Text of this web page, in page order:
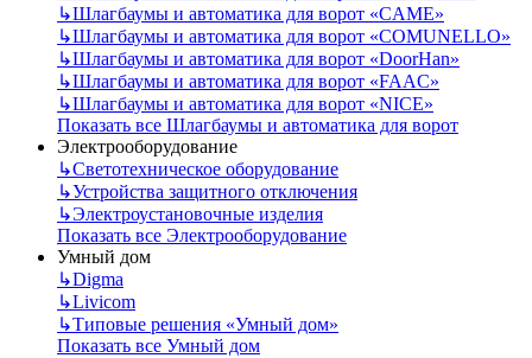
↳Шлагбаумы и автоматика для ворот «CAME»
↳Шлагбаумы и автоматика для ворот «COMUNELLO»
↳Шлагбаумы и автоматика для ворот «DoorHan»
↳Шлагбаумы и автоматика для ворот «FAAC»
↳Шлагбаумы и автоматика для ворот «NICE»
Показать все Шлагбаумы и автоматика для ворот
Электрооборудование
↳Светотехническое оборудование
↳Устройства защитного отключения
↳Электроустановочные изделия
Показать все Электрооборудование
Умный дом
↳Digma
↳Livicom
↳Типовые решения «Умный дом»
Показать все Умный дом